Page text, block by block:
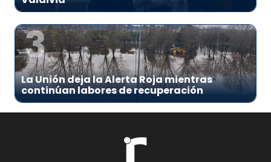
3
La Unión deja la Alerta Roja mientras
continúan labores de recuperación